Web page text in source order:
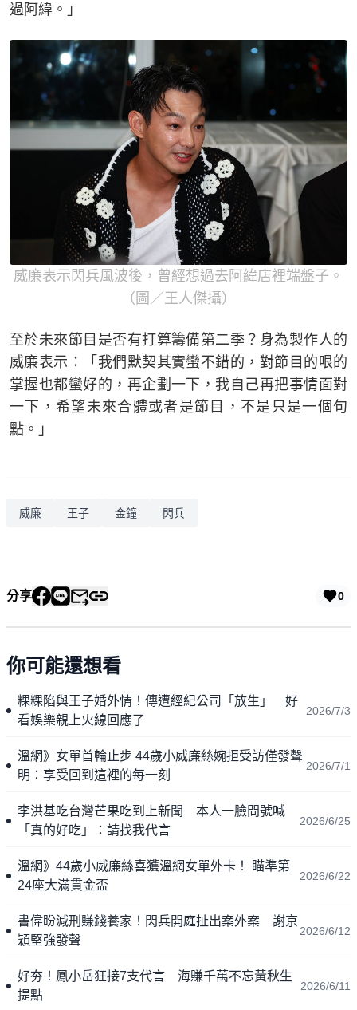
過阿緯。」
威廉表示閃兵風波後，曾經想過去阿緯店裡端盤子。
（圖／王人傑攝）
至於未來節目是否有打算籌備第二季？身為製作人的
威廉表示：「我們默契其實蠻不錯的，對節目的哏的
掌握也都蠻好的，再企劃一下，我自己再把事情面對
一下，希望未來合體或者是節目，不是只是一個句
點。」
威廉 王子 金鐘 閃兵
分享 0
你可能還想看
粿粿陷與王子婚外情！傳遭經紀公司「放生」 好
看娛樂親上火線回應了
2026/7/3
溫網》女單首輪止步 44歲小威廉絲婉拒受訪僅發聲
明：享受回到這裡的每一刻
2026/7/1
李洪基吃台灣芒果吃到上新聞 本人一臉問號喊
「真的好吃」：請找我代言
2026/6/25
溫網》44歲小威廉絲喜獲溫網女單外卡！ 瞄準第
24座大滿貫金盃
2026/6/22
書偉盼減刑賺錢養家！閃兵開庭扯出案外案 謝京
穎堅強發聲
2026/6/12
好夯！鳳小岳狂接7支代言 海賺千萬不忘黃秋生
提點
2026/6/11